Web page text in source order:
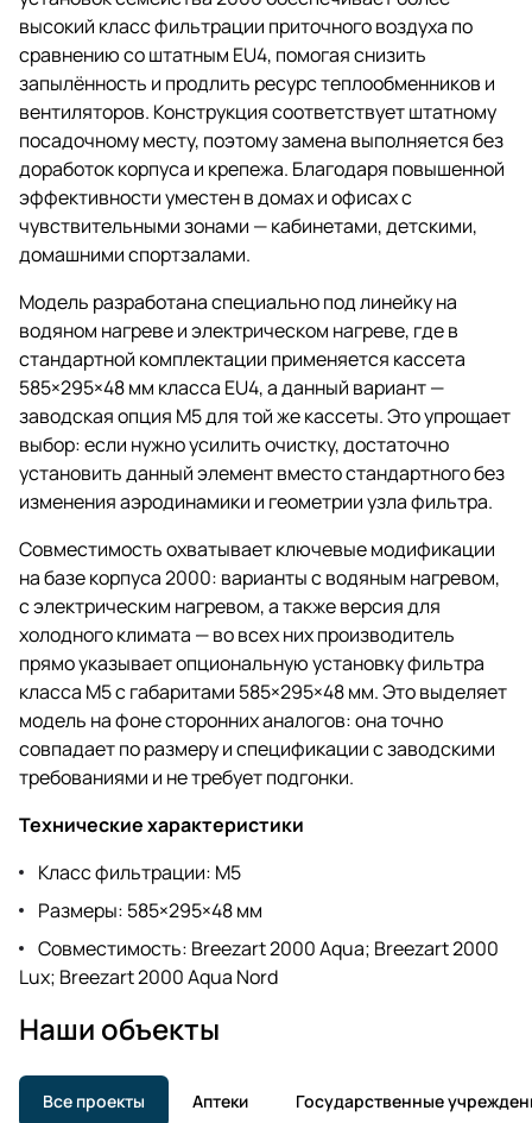
высокий класс фильтрации приточного воздуха по
сравнению со штатным EU4, помогая снизить
запылённость и продлить ресурс теплообменников и
вентиляторов. Конструкция соответствует штатному
посадочному месту, поэтому замена выполняется без
доработок корпуса и крепежа. Благодаря повышенной
эффективности уместен в домах и офисах с
чувствительными зонами — кабинетами, детскими,
домашними спортзалами.
Модель разработана специально под линейку на
водяном нагреве и электрическом нагреве, где в
стандартной комплектации применяется кассета
585×295×48 мм класса EU4, а данный вариант —
заводская опция M5 для той же кассеты. Это упрощает
выбор: если нужно усилить очистку, достаточно
установить данный элемент вместо стандартного без
изменения аэродинамики и геометрии узла фильтра.
Совместимость охватывает ключевые модификации
на базе корпуса 2000: варианты с водяным нагревом,
с электрическим нагревом, а также версия для
холодного климата — во всех них производитель
прямо указывает опциональную установку фильтра
класса M5 с габаритами 585×295×48 мм. Это выделяет
модель на фоне сторонних аналогов: она точно
совпадает по размеру и спецификации с заводскими
требованиями и не требует подгонки.
Технические характеристики
Класс фильтрации: M5
Размеры: 585×295×48 мм
Совместимость: Breezart 2000 Aqua; Breezart 2000
Lux; Breezart 2000 Aqua Nord
Наши объекты
Все проекты Аптеки Государственные